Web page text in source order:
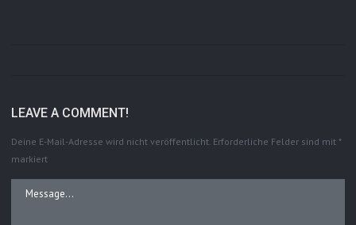
LEAVE A COMMENT!
Deine E-Mail-Adresse wird nicht veröffentlicht. Erforderliche Felder sind mit *
markiert